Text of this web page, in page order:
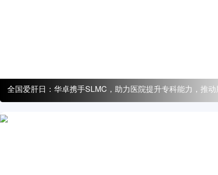
全国爱肝日：华卓携手SLMC，助力医院提升专科能力，推